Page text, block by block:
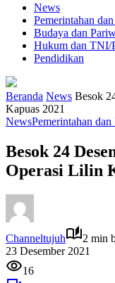
News
Pemerintahan
Budaya dan
Hukum dan TNI/
Pendidikan
Beranda News Besok
Kapuas 2021
NewsPemerintahan
Besok 24
Operasi Lilin
Channeltujuh
2 min
23 Desember 2021
16